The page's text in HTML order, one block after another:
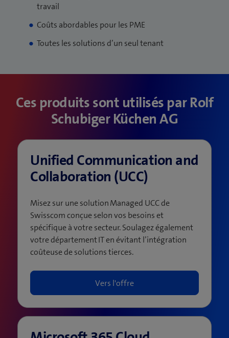
travail
Coûts abordables pour les PME
Toutes les solutions d’un seul tenant
Ces produits sont utilisés par Rolf
Schubiger Küchen AG
Unified Communication and
Collaboration (UCC)
Misez sur une solution Managed UCC de
Swisscom conçue selon vos besoins et
spécifique à votre secteur. Soulagez également
votre département IT en évitant l’intégration
coûteuse de solutions tierces.
Vers l'offre